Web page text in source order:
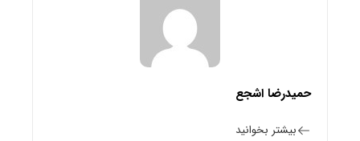
حمیدرضا اشجع
بیشتر بخوانید